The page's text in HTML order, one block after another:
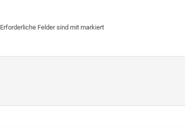
Erforderliche Felder sind mit markiert